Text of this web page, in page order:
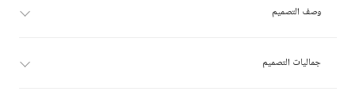
وصف التصميم
جماليات التصميم